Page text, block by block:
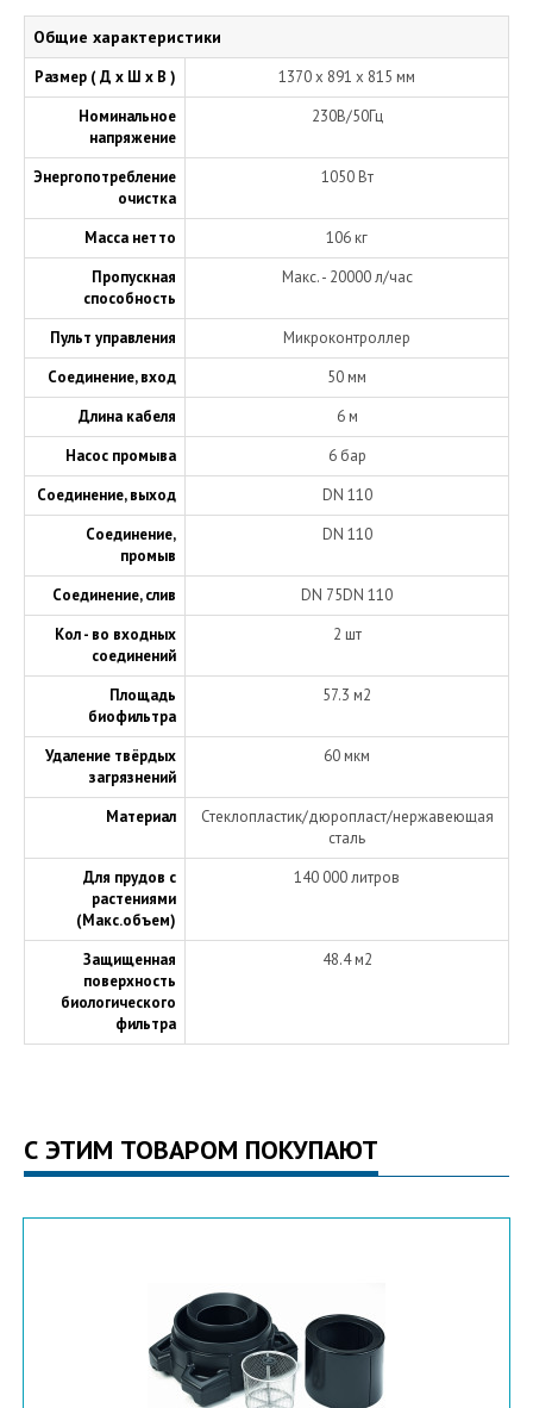
Общие характеристики
Размер ( Д х Ш х В )
1370 х 891 х 815 мм
Номинальное
напряжение
230В/50Гц
Энергопотребление
очистка
1050 Вт
Масса нетто
106 кг
Пропускная
способность
Макс. - 20000 л/час
Пульт управления
Микроконтроллер
Соединение, вход
50 мм
Длина кабеля
6 м
Насос промыва
6 бар
Соединение, выход
DN 110
Соединение,
промыв
DN 110
Соединение, слив
DN 75DN 110
Кол - во входных
соединений
2 шт
Площадь
биофильтра
57.3 м2
Удаление твёрдых
загрязнений
60 мкм
Материал
Стеклопластик/дюропласт/нержавеющая
сталь
Для прудов с
растениями
(Макс.объем)
140 000 литров
Защищенная
поверхность
биологического
фильтра
48.4 м2
С ЭТИМ ТОВАРОМ ПОКУПАЮТ